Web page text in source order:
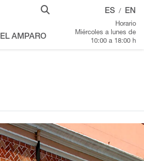
EL AMPARO
ES / EN
Horario
Miércoles a lunes de
10:00 a 18:00 h